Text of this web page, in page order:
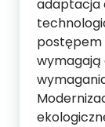
adaptacja
postępem
wymagają